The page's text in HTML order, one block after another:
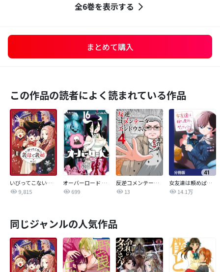
全6巻を表示する
まとめて購入
この作品の読者によく読まれている作品
いびってこない義母と義姉
9,815
オーバーロード 不死者のOh!
699
反逆コメンテーターエンドウさん
13
女友達は頼めば意外とヤらせてくれる【分冊版】
14.1万
同じジャンルの人気作品